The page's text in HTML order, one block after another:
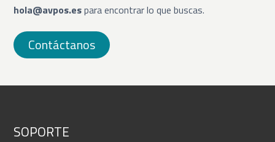
hola@avpos.espara encontrar lo que buscas.
Contáctanos
SOPORTE